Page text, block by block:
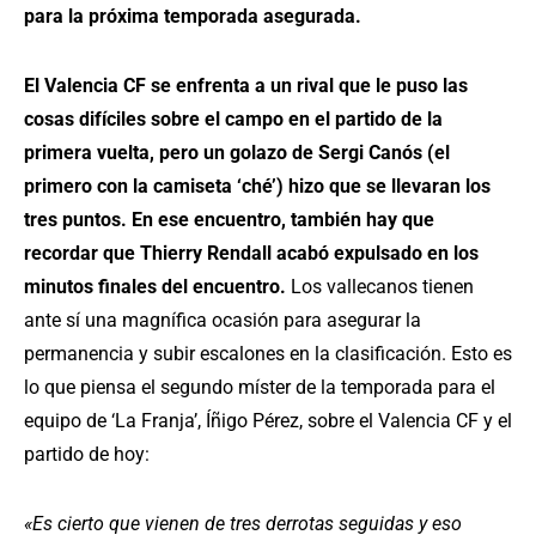
para la próxima temporada asegurada.
El Valencia CF se enfrenta a un rival que le puso las
cosas difíciles sobre el campo en el partido de la
primera vuelta, pero un golazo de Sergi Canós (el
primero con la camiseta ‘ché’) hizo que se llevaran los
tres puntos. En ese encuentro, también hay que
recordar que Thierry Rendall acabó expulsado en los
minutos finales del encuentro. Los vallecanos tienen
ante sí una magnífica ocasión para asegurar la
permanencia y subir escalones en la clasificación. Esto es
lo que piensa el segundo míster de la temporada para el
equipo de ‘La Franja’, Íñigo Pérez, sobre el Valencia CF y el
partido de hoy:
«Es cierto que vienen de tres derrotas seguidas y eso